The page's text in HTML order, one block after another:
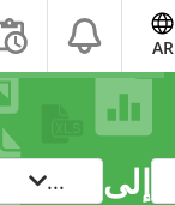
AR
إلى ...